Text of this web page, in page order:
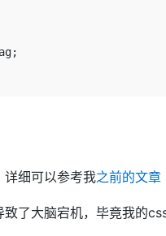
详细可以参考我之前的文章
了大脑宕机，毕竟我的